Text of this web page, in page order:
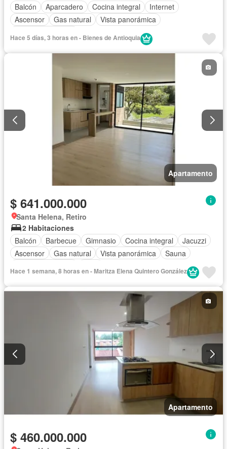
Balcón
Aparcadero Cocina integral
Internet
Ascensor
Gas natural
Vista panorámica
Hace 5 días, 3 horas en - Bienes de Antioquia
Apartamento
$ 641.000.000
Santa Helena, Retiro
2 Habitaciones
Balcón
Barbecue Gimnasio Cocina integral
Jacuzzi
Ascensor
Gas natural Vista panorámica
Sauna
Hace 1 semana, 8 horas en - Maritza Elena Quintero González
Apartamento
$ 460.000.000